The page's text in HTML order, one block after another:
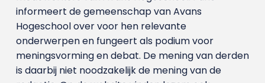
informeert de gemeenschap van Avans
Hogeschool over voor hen relevante
onderwerpen en fungeert als podium voor
meningsvorming en debat. De mening van derden
is daarbij niet noodzakelijk de mening van de